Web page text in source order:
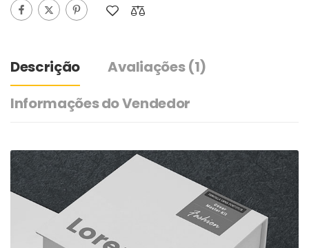
Descrição Avaliações(1)
Informações do Vendedor